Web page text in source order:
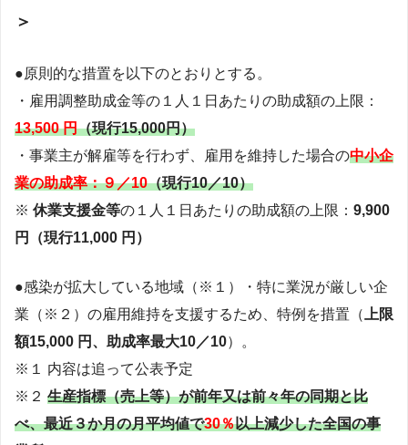
＞
●原則的な措置を以下のとおりとする。
・雇用調整助成金等の１人１日あたりの助成額の上限：
13,500 円（現行15,000円）
・事業主が解雇等を行わず、雇用を維持した場合の中小企
業の助成率：９／10（現行10／10）
※ 休業支援金等の１人１日あたりの助成額の上限： 9,900
円（現行11,000 円）
●感染が拡大している地域（※１）・特に業況が厳しい企
業（※２）の雇用維持を支援するため、特例を措置（
上限
額15,000 円、助成率最大10／10）。
※１ 内容は追って公表予定
※２ 生産指標（売上等）が前年又は前々年の同期と比
べ、最近３か月の月平均値で30％以上減少した全国の事